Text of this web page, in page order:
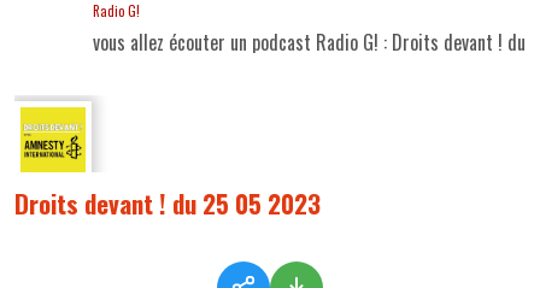
Radio G!
vous allez écouter un podcast Radio G! : Droits devant ! du
Droits devant ! du 25 05 2023